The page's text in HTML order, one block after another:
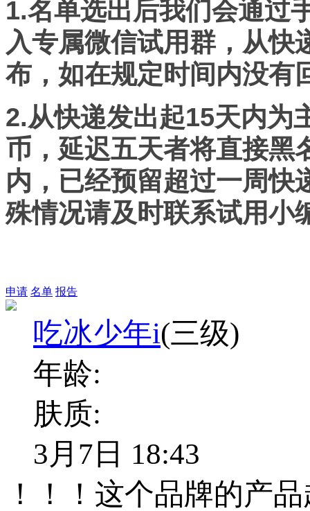
1.名单选出后我们会通过
入专属微信试用群，从快
布，如在规定时间内没有
2.从快递发出起15天内为
币，延迟五天者将直接黑
内，已经预留超过一周快
殊情况请及时联系试用小
申请 名单 报告
吃冰少年i(三级)
年龄:
肤质:
3月7日 18:43
！！！这个品牌的产